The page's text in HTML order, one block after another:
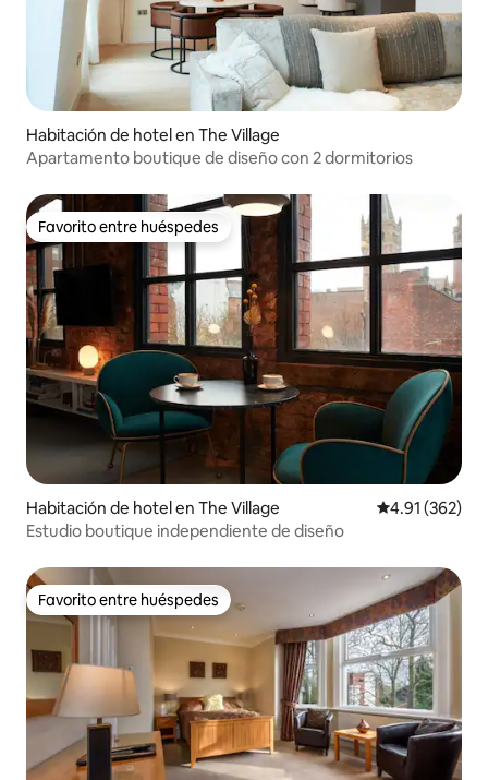
Habitación de hotel en The Village
Apartamento boutique de diseño con 2 dormitorios
Favorito entre huéspedes
Favorito entre huéspedes
Habitación de hotel en The Village Calificación
4.91 (362)
Estudio boutique independiente de diseño
Favorito entre huéspedes
Favorito entre huéspedes